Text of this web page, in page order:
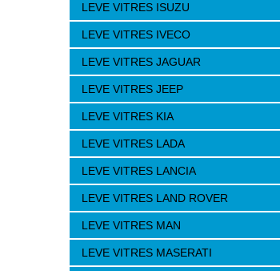
LEVE VITRES ISUZU
LEVE VITRES IVECO
LEVE VITRES JAGUAR
LEVE VITRES JEEP
LEVE VITRES KIA
LEVE VITRES LADA
LEVE VITRES LANCIA
LEVE VITRES LAND ROVER
LEVE VITRES MAN
LEVE VITRES MASERATI